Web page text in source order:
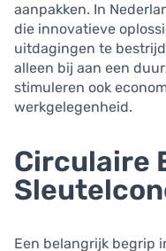
aanpakken. In
die innovatieve
uitdagingen te
alleen bij aan een
stimuleren ook
werkgelegenheid.
Circulaire
Een belangrijk begrip